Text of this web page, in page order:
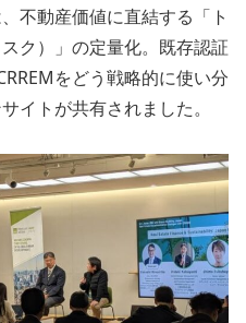
不動産価値に直結する「ト
ク）」の定量化。既存認証
をどう戦略的に使い分
イトが共有されました。